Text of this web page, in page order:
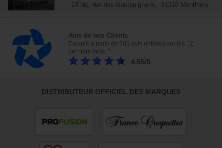
23 bis, rue des Bourguignons, 91310 Montlhéry
Avis de nos Clients
Calculé à partir de 701 avis obtenus sur les 12
derniers mois. *
4.65/5
DISTRIBUTEUR OFFICIEL DES MARQUES